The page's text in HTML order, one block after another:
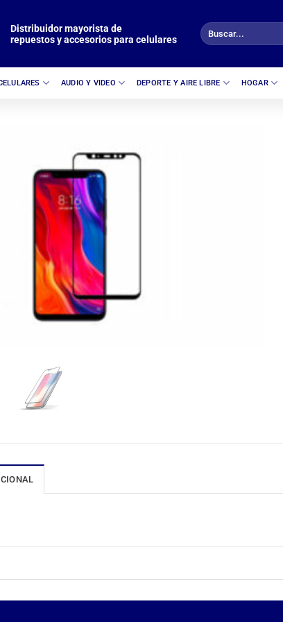
Distribuidor mayorista de
repuestos y accesorios para celulares
Buscar
por:
AUDIO Y VIDEO DEPORTE Y AIRE LIBRE HOGAR